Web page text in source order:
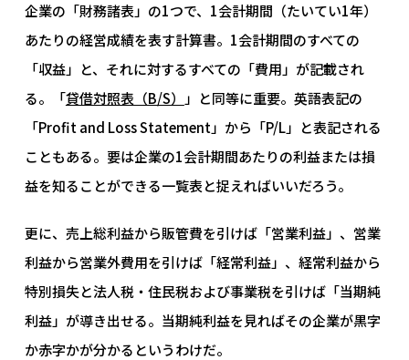
企業の「財務諸表」の1つで、1会計期間（たいてい1年）
あたりの経営成績を表す計算書。1会計期間のすべての
「収益」と、それに対するすべての「費用」が記載され
る。「貸借対照表（B/S）
」と同等に重要。英語表記の
「Profit and Loss Statement」から「P/L」と表記される
こともある。要は企業の1会計期間あたりの利益または損
益を知ることができる一覧表と捉えればいいだろう。
更に、売上総利益から販管費を引けば「営業利益」、営業
利益から営業外費用を引けば「経常利益」、経常利益から
特別損失と法人税・住民税および事業税を引けば「当期純
利益」が導き出せる。当期純利益を見ればその企業が黒字
か赤字かが分かるというわけだ。